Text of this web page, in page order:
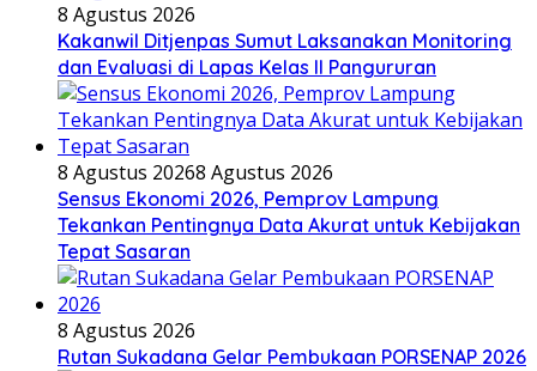
8 Agustus 2026
Kakanwil Ditjenpas Sumut Laksanakan Monitoring
dan Evaluasi di Lapas Kelas ll Pangururan
8 Agustus 20268 Agustus 2026
Sensus Ekonomi 2026, Pemprov Lampung
Tekankan Pentingnya Data Akurat untuk Kebijakan
Tepat Sasaran
8 Agustus 2026
Rutan Sukadana Gelar Pembukaan PORSENAP 2026